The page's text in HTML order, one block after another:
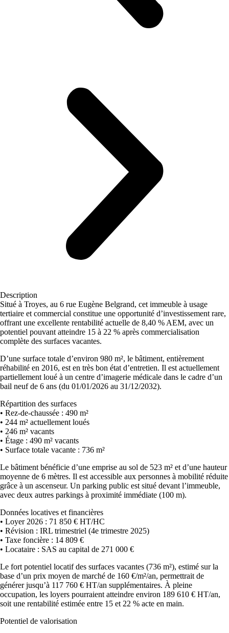
Description
Situé à Troyes, au 6 rue Eugène Belgrand, cet immeuble à usage
tertiaire et commercial constitue une opportunité d’investissement rare,
offrant une excellente rentabilité actuelle de 8,40 % AEM, avec un
potentiel pouvant atteindre 15 à 22 % après commercialisation
complète des surfaces vacantes.
D’une surface totale d’environ 980 m², le bâtiment, entièrement
réhabilité en 2016, est en très bon état d’entretien. Il est actuellement
partiellement loué à un centre d’imagerie médicale dans le cadre d’un
bail neuf de 6 ans (du 01/01/2026 au 31/12/2032).
Répartition des surfaces
• Rez-de-chaussée : 490 m²
• 244 m² actuellement loués
• 246 m² vacants
• Étage : 490 m² vacants
• Surface totale vacante : 736 m²
Le bâtiment bénéficie d’une emprise au sol de 523 m² et d’une hauteur
moyenne de 6 mètres. Il est accessible aux personnes à mobilité réduite
grâce à un ascenseur. Un parking public est situé devant l’immeuble,
avec deux autres parkings à proximité immédiate (100 m).
Données locatives et financières
• Loyer 2026 : 71 850 € HT/HC
• Révision : IRL trimestriel (4e trimestre 2025)
• Taxe foncière : 14 809 €
• Locataire : SAS au capital de 271 000 €
Le fort potentiel locatif des surfaces vacantes (736 m²), estimé sur la
base d’un prix moyen de marché de 160 €/m²/an, permettrait de
générer jusqu’à 117 760 € HT/an supplémentaires. À pleine
occupation, les loyers pourraient atteindre environ 189 610 € HT/an,
soit une rentabilité estimée entre 15 et 22 % acte en main.
Potentiel de valorisation